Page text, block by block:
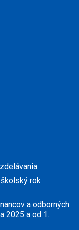
rok
a odborných
2025 a od 1.